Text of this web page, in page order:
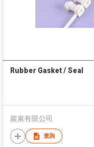
Rubber Gasket / Seal
巖泉有限公司
查詢